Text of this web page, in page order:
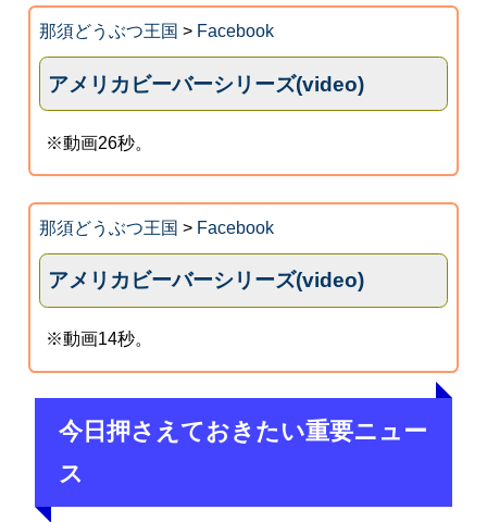
那須どうぶつ王国 > Facebook
アメリカビーバーシリーズ(video)
※動画26秒。
那須どうぶつ王国 > Facebook
アメリカビーバーシリーズ(video)
※動画14秒。
今日押さえておきたい重要ニュー
ス